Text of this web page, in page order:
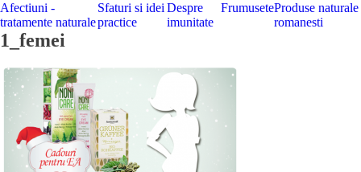
Afectiuni -
tratamente naturale
Sfaturi si idei
practice
Despre
imunitate
FrumuseteProduse naturale
romanesti
1_femei